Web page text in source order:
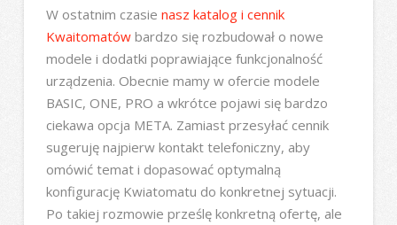
W ostatnim czasie nasz katalog i cennik
Kwaitomatówbardzo się rozbudował o nowe
modele i dodatki poprawiające funkcjonalność
urządzenia. Obecnie mamy w ofercie modele
BASIC, ONE, PRO a wkrótce pojawi się bardzo
ciekawa opcja META. Zamiast przesyłać cennik
sugeruję najpierw kontakt telefoniczny, aby
omówić temat i dopasować optymalną
konfigurację Kwiatomatu do konkretnej sytuacji.
Po takiej rozmowie prześlę konkretną ofertę, ale